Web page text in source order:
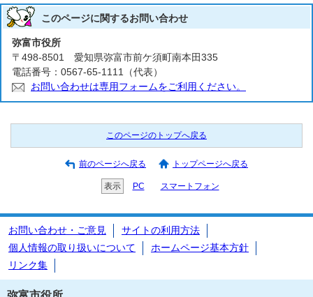
このページに関するお問い合わせ
弥富市役所
〒498-8501 愛知県弥富市前ケ須町南本田335
電話番号：0567-65-1111（代表）
お問い合わせは専用フォームをご利用ください。
このページのトップへ戻る
前のページへ戻る トップページへ戻る
表示 PC スマートフォン
お問い合わせ・ご意見
サイトの利用方法
個人情報の取り扱いについて
ホームページ基本方針
リンク集